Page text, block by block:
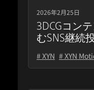
2026年2月25日
3DCGコン
むSNS継続
# XYN # XYN